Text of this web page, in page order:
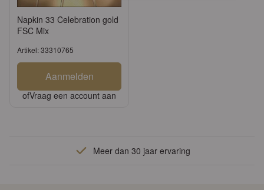
Napkin 33 Celebration gold
FSC Mix
Artikel: 33310765
Aanmelden
ofVraag een account aan
Meer dan 30 jaar ervaring